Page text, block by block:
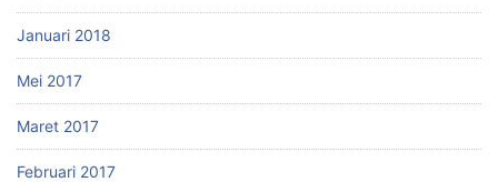
Januari 2018
Mei 2017
Maret 2017
Februari 2017